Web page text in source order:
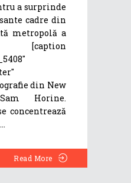
a surprinde
cadre din
metropolă a
din New
Horine.
concentrează
Read More